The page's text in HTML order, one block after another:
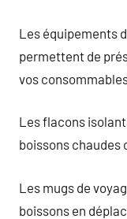
Les équipements
permettent de
vos
Les flacons
boissons chaudes
Les mugs de
boissons en